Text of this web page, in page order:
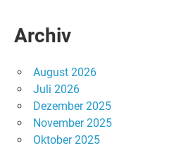
Archiv
August 2026
Juli 2026
Dezember 2025
November 2025
Oktober 2025